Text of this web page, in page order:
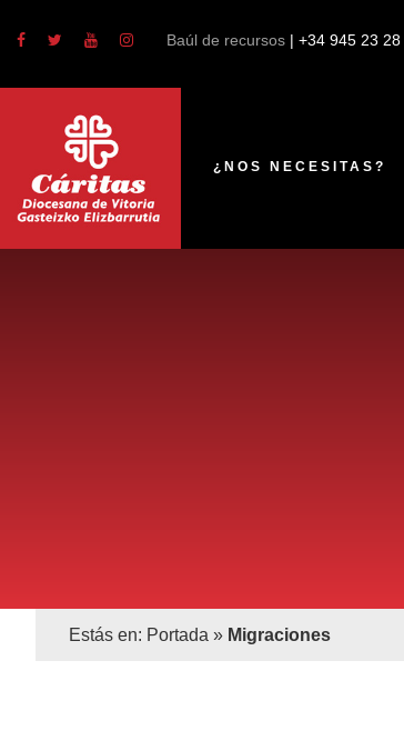
Baúl de recursos | +34 945 23 28
¿NOS NECESITAS?
Estás en: Portada » Migraciones